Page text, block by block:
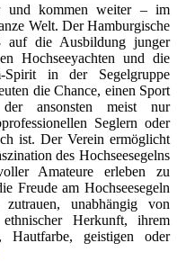
und kommen weiter – im
Welt. Der Hamburgische
auf die Ausbildung junger
Hochseeyachten und die
Spirit in der Segelgruppe
die Chance, einen Sport
ansonsten meist nur
Seglern oder
ist. Der Verein ermöglicht
des Hochseesegelns
Amateure erleben zu
Freude am Hochseesegeln
unabhängig von
Herkunft, ihrem
Hautfarbe, geistigen oder